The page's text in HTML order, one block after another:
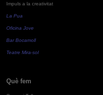
Impuls a la creativitat
La Pua
Oficina Jove
Bar Bocamoll
Teatre Mira-sol
Què fem